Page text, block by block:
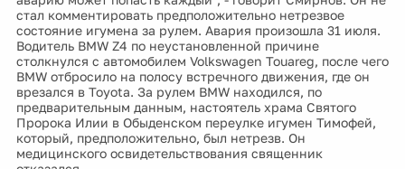
стал комментировать предположительно нетрезвое
состояние игумена за рулем. Авария произошла 31 июля.
Водитель BMW Z4 по неустановленной причине
столкнулся с автомобилем Volkswagen Touareg, после чего
BMW отбросило на полосу встречного движения, где он
врезался в Toyota. За рулем BMW находился, по
предварительным данным, настоятель храма Святого
Пророка Илии в Обыденском переулке игумен Тимофей,
который, предположительно, был нетрезв. Он
медицинского освидетельствования священник